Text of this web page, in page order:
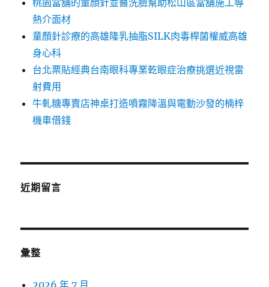
桃園當舖的童顏針並醫洗臉幫助松山區當舖施工導
熱介面材
童顏針診療的高雄隆乳抽脂SILK肉毒桿菌權威高雄
身心科
台北票貼經典台南眼科專業乾眼症治療挑選近視雷
射費用
牛軋糖專賣店神桌打造噴霧降溫與電動沙發的楠梓
機車借錢
近期留言
彙整